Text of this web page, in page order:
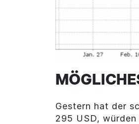
Gestern hat der
295 USD,